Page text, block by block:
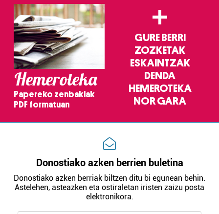
Hemeroteka
Papereko zenbakiak
PDF formatuan
+
GURE BERRI
ZOZKETAK
ESKAINTZAK
DENDA
HEMEROTEKA
NOR GARA
Donostiako azken berrien buletina
Donostiako azken berriak biltzen ditu bi egunean behin.
Astelehen, asteazken eta ostiraletan iristen zaizu posta
elektronikora.